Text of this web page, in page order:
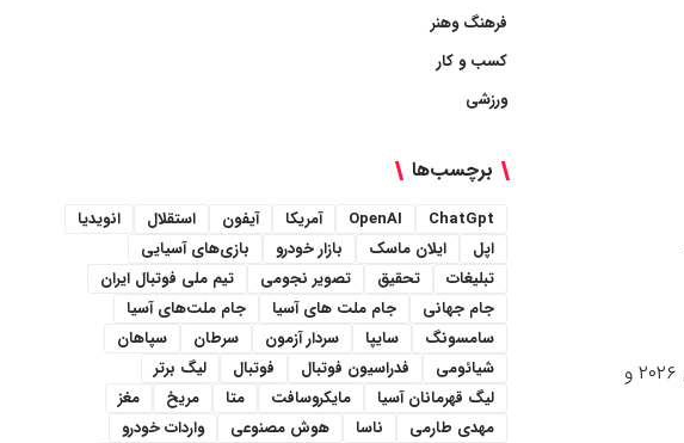
قول می‌دهم با همدلی، رفاقت و محبت یک تحول در ورزش ایران تشکیل کنیم که در بازی‌های آسیایی ۲۰۲۶ و
فرهنگ وهنر
کسب و کار
ورزشی
برچسب‌ها
ChatGpt
OpenAI آمریکا آیفون استقلال
انویدیا
اپل
ایلان ماسک بازار خودرو
بازی‌های آسیایی
تبلیغات
تحقیق تصویر نجومی
تیم ملی فوتبال ایران
جام جهانی
جام ملت های آسیا
جام ملت‌های آسیا
سامسونگ
سایپا سردار آزمون سرطان
سپاهان
شیائومی
فدراسیون فوتبال فوتبال
لیگ برتر
لیگ قهرمانان آسیا
مایکروسافت متا مریخ
مغز
مهدی طارمی
ناسا هوش مصنوعی
واردات خودرو